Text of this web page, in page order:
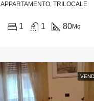
APPARTAMENTO, TRILOCALE
1 1 80Mq